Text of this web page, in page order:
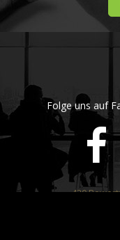
Folge uns auf
420